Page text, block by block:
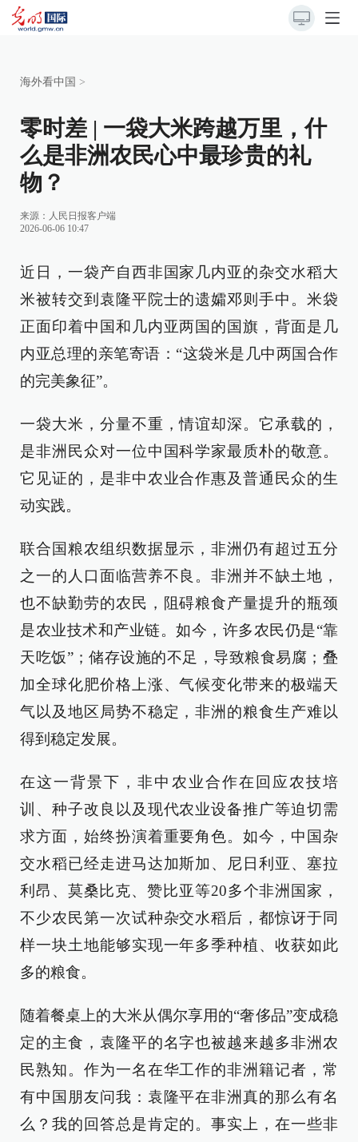
海外看中国 >
零时差 | 一袋大米跨越万里，什
么是非洲农民心中最珍贵的礼
物？
来源： 人民日报客户端
2026-06-06 10:47
近日，一袋产自西非国家几内亚的杂交水稻大
米被转交到袁隆平院士的遗孀邓则手中。米袋
正面印着中国和几内亚两国的国旗，背面是几
内亚总理的亲笔寄语：“这袋米是几中两国合作
的完美象征”。
一袋大米，分量不重，情谊却深。它承载的，
是非洲民众对一位中国科学家最质朴的敬意。
它见证的，是非中农业合作惠及普通民众的生
动实践。
联合国粮农组织数据显示，非洲仍有超过五分
之一的人口面临营养不良。非洲并不缺土地，
也不缺勤劳的农民，阻碍粮食产量提升的瓶颈
是农业技术和产业链。如今，许多农民仍是“靠
天吃饭”；储存设施的不足，导致粮食易腐；叠
加全球化肥价格上涨、气候变化带来的极端天
气以及地区局势不稳定，非洲的粮食生产难以
得到稳定发展。
在这一背景下，非中农业合作在回应农技培
训、种子改良以及现代农业设备推广等迫切需
求方面，始终扮演着重要角色。如今，中国杂
交水稻已经走进马达加斯加、尼日利亚、塞拉
利昂、莫桑比克、赞比亚等20多个非洲国家，
不少农民第一次试种杂交水稻后，都惊讶于同
样一块土地能够实现一年多季种植、收获如此
多的粮食。
随着餐桌上的大米从偶尔享用的“奢侈品”变成稳
定的主食，袁隆平的名字也被越来越多非洲农
民熟知。作为一名在华工作的非洲籍记者，常
有中国朋友问我：袁隆平在非洲真的那么有名
么？我的回答总是肯定的。事实上，在一些非